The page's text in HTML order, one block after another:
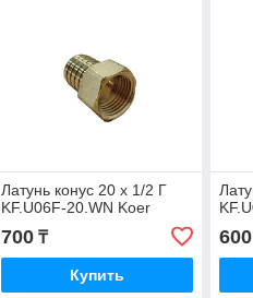
Латунь конус 20 х 1/2 Г
KF.U06F-20.WN Koer
700₸
Купить
600